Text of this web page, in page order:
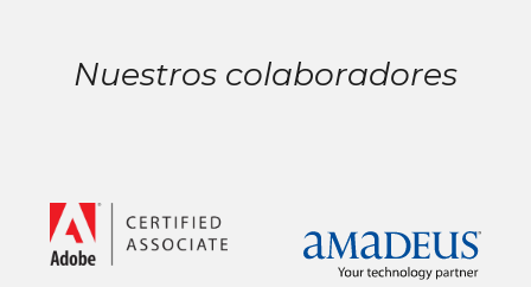
Nuestros colaboradores